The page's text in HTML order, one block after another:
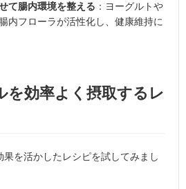
て腸内環境を整える ：ヨーグルトや
内フローラが活性化し、健康維持に
を効率よく摂取するレ
を活かしたレシピを試してみまし